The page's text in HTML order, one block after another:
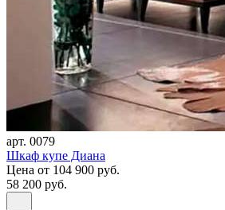
арт. 0079
Шкаф купе Диана
Цена от 104 900 руб.
58 200 руб.